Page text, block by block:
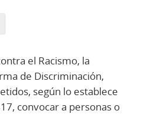
el Racismo, la
de Discriminación,
según lo establece
convocar a personas o